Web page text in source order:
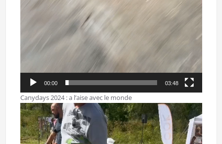
00:00 03:48
Canydays 2024 : a l’aise avec le monde
Lecteur
vidéo